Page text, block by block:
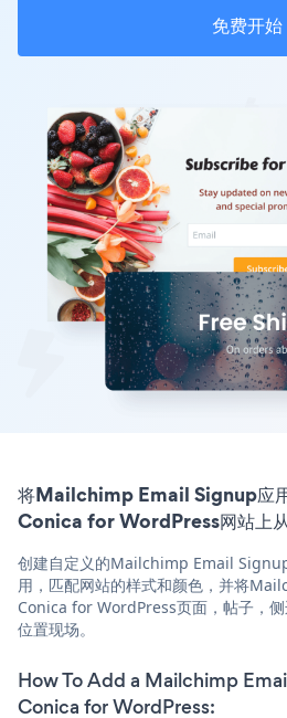
免费开始
将Mailchimp Email Signup应
Conica for WordPress网站上
创建自定义的Mailchimp Email
用，匹配网站的样式和颜色，并将
Conica for WordPress页面，帖子，
位置现场。
How To Add a Mailchimp
Conica for WordPress: